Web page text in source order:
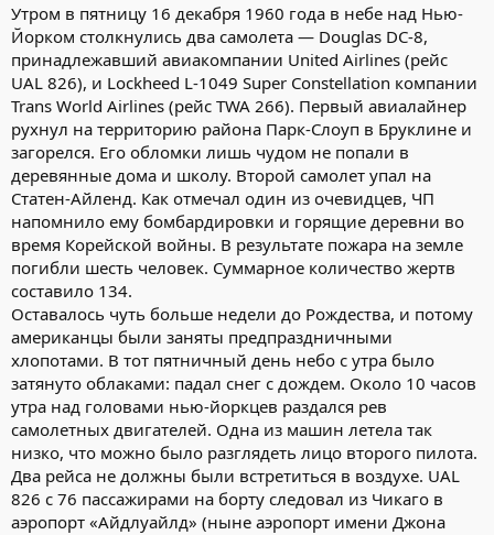
Утром в пятницу 16 декабря 1960 года в небе над Нью-
Йорком столкнулись два самолета — Douglas DC-8,
принадлежавший авиакомпании United Airlines (рейс
UAL 826), и Lockheed L-1049 Super Constellation компании
Trans World Airlines (рейс TWA 266). Первый авиалайнер
рухнул на территорию района Парк-Слоуп в Бруклине и
загорелся. Его обломки лишь чудом не попали в
деревянные дома и школу. Второй самолет упал на
Статен-Айленд. Как отмечал один из очевидцев, ЧП
напомнило ему бомбардировки и горящие деревни во
время Корейской войны. В результате пожара на земле
погибли шесть человек. Суммарное количество жертв
составило 134.
Оставалось чуть больше недели до Рождества, и потому
американцы были заняты предпраздничными
хлопотами. В тот пятничный день небо с утра было
затянуто облаками: падал снег с дождем. Около 10 часов
утра над головами нью-йоркцев раздался рев
самолетных двигателей. Одна из машин летела так
низко, что можно было разглядеть лицо второго пилота.
Два рейса не должны были встретиться в воздухе. UAL
826 с 76 пассажирами на борту следовал из Чикаго в
аэропорт «Айдлуайлд» (ныне аэропорт имени Джона